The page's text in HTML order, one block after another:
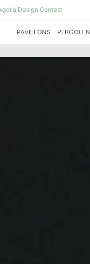
Design Contest
PAVILLONS PERGOLEN